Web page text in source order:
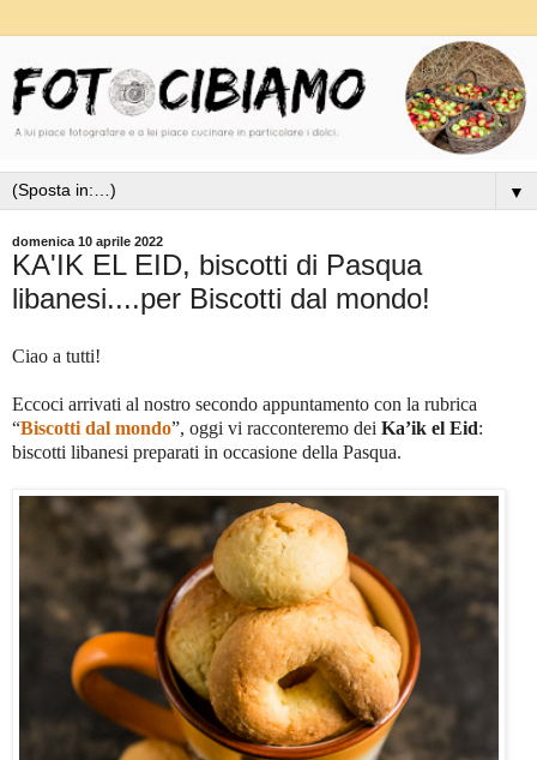
▼
domenica 10 aprile 2022
KA'IK EL EID, biscotti di Pasqua
libanesi....per Biscotti dal mondo!
Ciao a tutti!
Eccoci arrivati al nostro secondo appuntamento con la rubrica
“Biscotti dal mondo”, oggi vi racconteremo dei Ka’ik el Eid:
biscotti libanesi preparati in occasione della Pasqua.